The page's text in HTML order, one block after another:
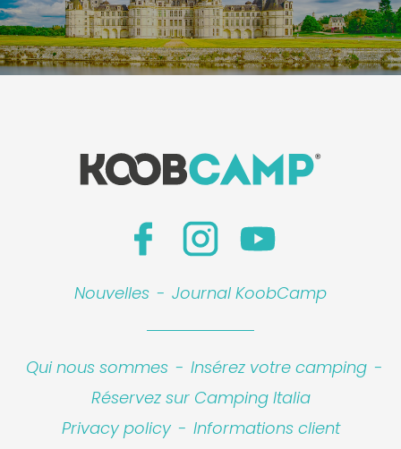
Nouvelles - Journal KoobCamp
Qui nous sommes - Insérez votre camping -
Réservez sur Camping Italia
Privacy policy - Informations client